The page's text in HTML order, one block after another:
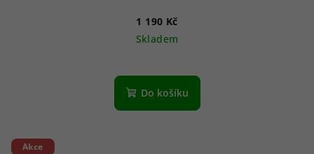
1 190 Kč
Skladem
Do košíku
Akce